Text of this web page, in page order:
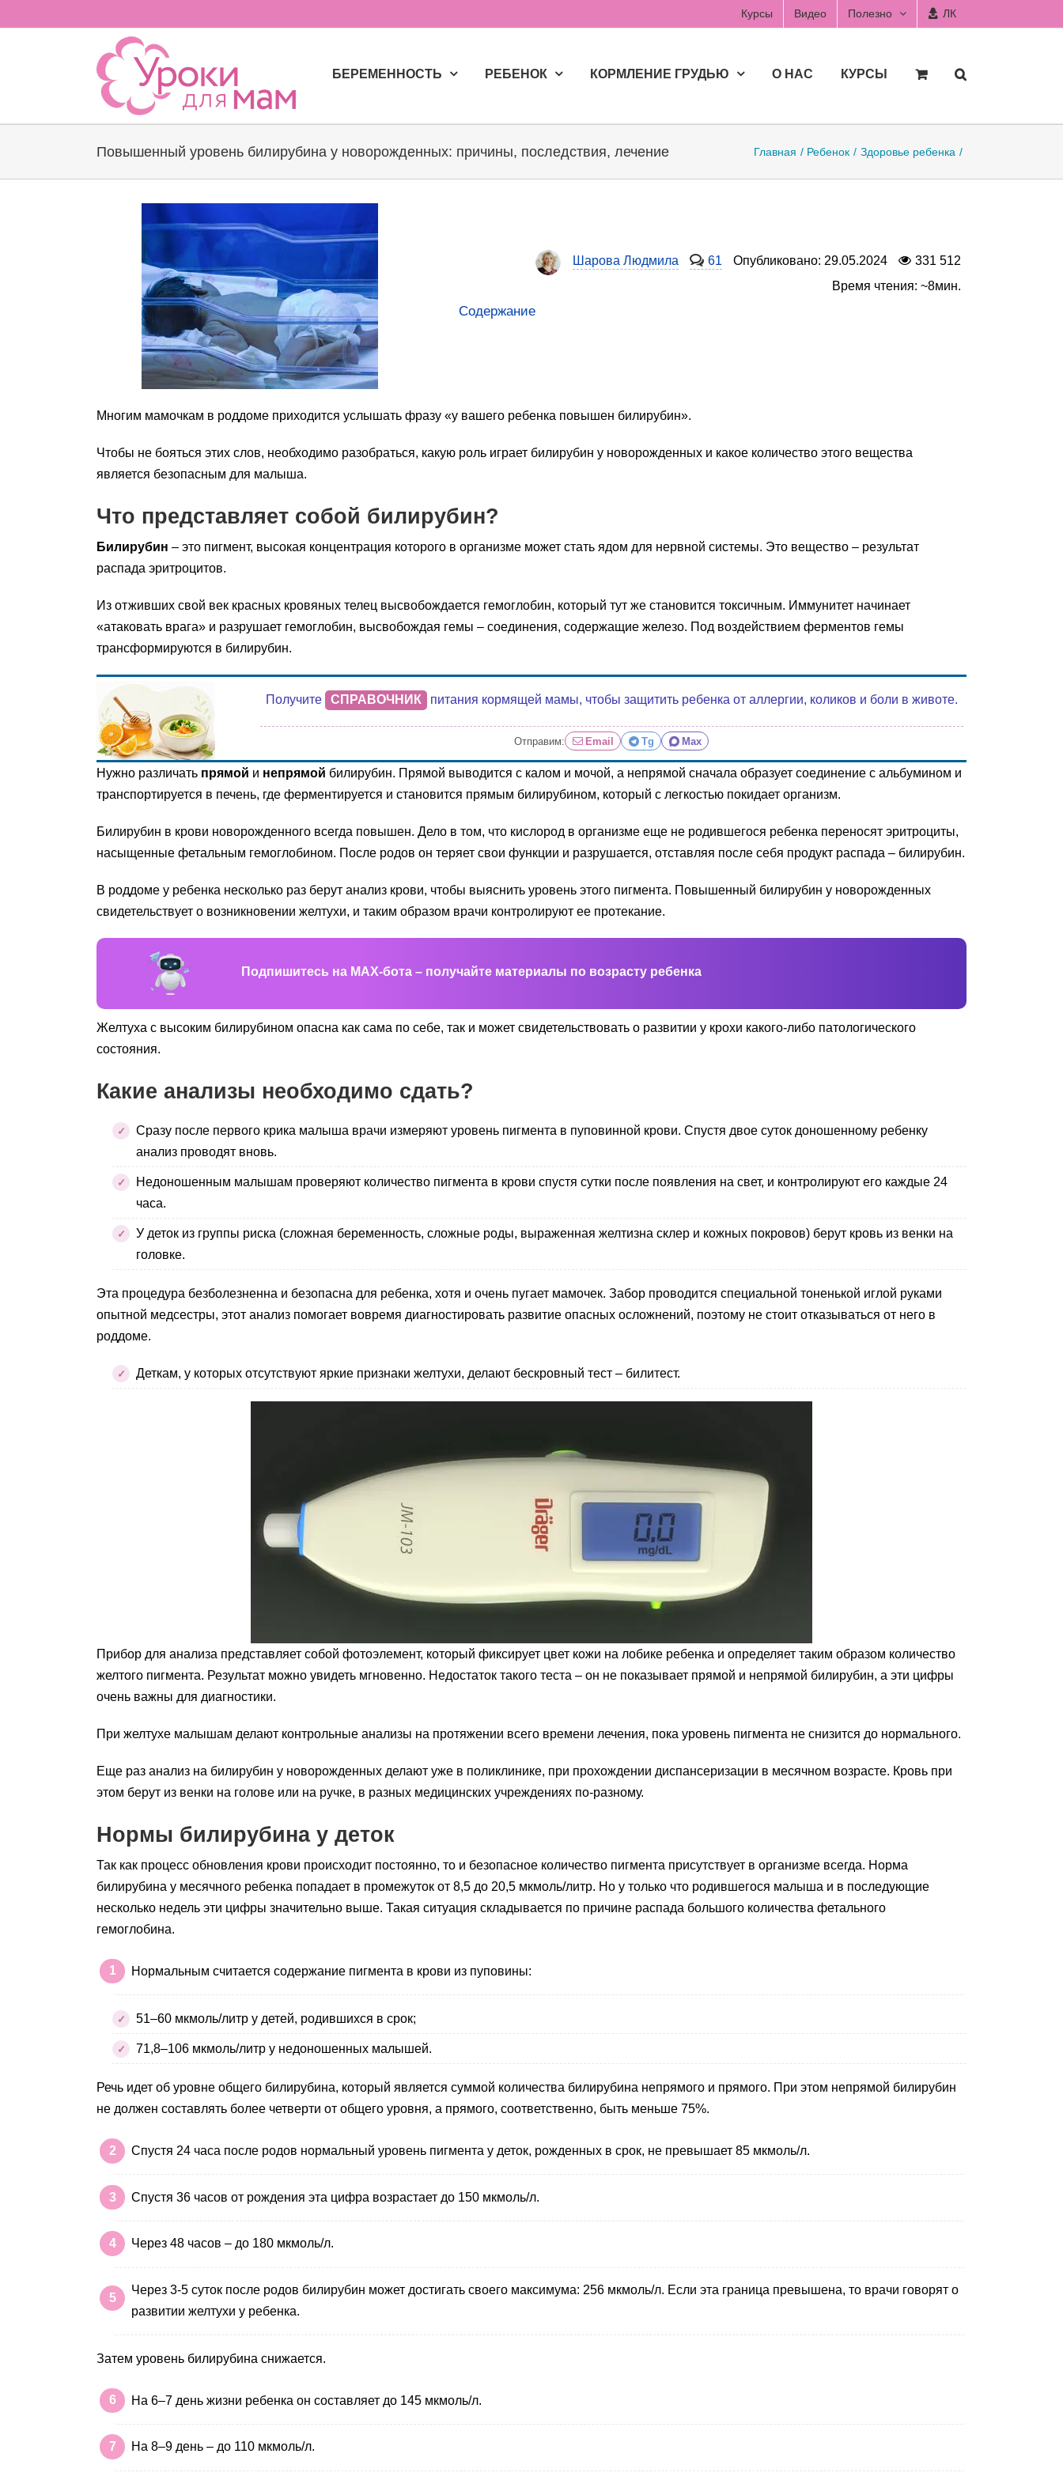
to
Курсы Видео Полезно ЛК
БЕРЕМЕННОСТЬ РЕБЕНОК КОРМЛЕНИЕ ГРУДЬЮ О НАС КУРСЫ
Повышенный уровень билирубина у новорожденных: причины, последствия, лечение Главная Ребенок Здоровье ребенка
Шарова Людмила 61 Опубликовано: 29.05.2024
331 512
Время чтения: ~8мин.
Содержание
Многим мамочкам в роддоме приходится услышать фразу «у вашего ребенка повышен билирубин».
Чтобы не бояться этих слов, необходимо разобраться, какую роль играет билирубин у новорожденных и какое количество этого вещества
является безопасным для малыша.
Что представляет собой билирубин?
Билирубин – это пигмент, высокая концентрация которого в организме может стать ядом для нервной системы. Это вещество – результат
распада эритроцитов.
Из отживших свой век красных кровяных телец высвобождается гемоглобин, который тут же становится токсичным. Иммунитет начинает
«атаковать врага» и разрушает гемоглобин, высвобождая гемы – соединения, содержащие железо. Под воздействием ферментов гемы
трансформируются в билирубин.
Получите СПРАВОЧНИК питания кормящей мамы, чтобы защитить ребенка от аллергии, коликов и боли в животе.
Отправим: Email Tg Max
Нужно различать прямой и непрямой билирубин. Прямой выводится с калом и мочой, а непрямой сначала образует соединение с альбумином и
транспортируется в печень, где ферментируется и становится прямым билирубином, который с легкостью покидает организм.
Билирубин в крови новорожденного всегда повышен. Дело в том, что кислород в организме еще не родившегося ребенка переносят эритроциты,
насыщенные фетальным гемоглобином. После родов он теряет свои функции и разрушается, отставляя после себя продукт распада – билирубин.
В роддоме у ребенка несколько раз берут анализ крови, чтобы выяснить уровень этого пигмента. Повышенный билирубин у новорожденных
свидетельствует о возникновении желтухи, и таким образом врачи контролируют ее протекание.
Подпишитесь на MAX-бота – получайте материалы по возрасту ребенка
Желтуха с высоким билирубином опасна как сама по себе, так и может свидетельствовать о развитии у крохи какого-либо патологического
состояния.
Какие анализы необходимо сдать?
Сразу после первого крика малыша врачи измеряют уровень пигмента в пуповинной крови. Спустя двое суток доношенному ребенку
анализ проводят вновь.
Недоношенным малышам проверяют количество пигмента в крови спустя сутки после появления на свет, и контролируют его каждые 24
часа.
У деток из группы риска (сложная беременность, сложные роды, выраженная желтизна склер и кожных покровов) берут кровь из венки на
головке.
Эта процедура безболезненна и безопасна для ребенка, хотя и очень пугает мамочек. Забор проводится специальной тоненькой иглой руками
опытной медсестры, этот анализ помогает вовремя диагностировать развитие опасных осложнений, поэтому не стоит отказываться от него в
роддоме.
Деткам, у которых отсутствуют яркие признаки желтухи, делают бескровный тест – билитест.
Прибор для анализа представляет собой фотоэлемент, который фиксирует цвет кожи на лобике ребенка и определяет таким образом количество
желтого пигмента. Результат можно увидеть мгновенно. Недостаток такого теста – он не показывает прямой и непрямой билирубин, а эти цифры
очень важны для диагностики.
При желтухе малышам делают контрольные анализы на протяжении всего времени лечения, пока уровень пигмента не снизится до нормального.
Еще раз анализ на билирубин у новорожденных делают уже в поликлинике, при прохождении диспансеризации в месячном возрасте. Кровь при
этом берут из венки на голове или на ручке, в разных медицинских учреждениях по-разному.
Нормы билирубина у деток
Так как процесс обновления крови происходит постоянно, то и безопасное количество пигмента присутствует в организме всегда. Норма
билирубина у месячного ребенка попадает в промежуток от 8,5 до 20,5 мкмоль/литр. Но у только что родившегося малыша и в последующие
несколько недель эти цифры значительно выше. Такая ситуация складывается по причине распада большого количества фетального
гемоглобина.
Нормальным считается содержание пигмента в крови из пуповины:
51–60 мкмоль/литр у детей, родившихся в срок;
71,8–106 мкмоль/литр у недоношенных малышей.
Речь идет об уровне общего билирубина, который является суммой количества билирубина непрямого и прямого. При этом непрямой билирубин
не должен составлять более четверти от общего уровня, а прямого, соответственно, быть меньше 75%.
Спустя 24 часа после родов нормальный уровень пигмента у деток, рожденных в срок, не превышает 85 мкмоль/л.
Спустя 36 часов от рождения эта цифра возрастает до 150 мкмоль/л.
Через 48 часов – до 180 мкмоль/л.
Через 3-5 суток после родов билирубин может достигать своего максимума: 256 мкмоль/л. Если эта граница превышена, то врачи говорят о
развитии желтухи у ребенка.
Затем уровень билирубина снижается.
На 6–7 день жизни ребенка он составляет до 145 мкмоль/л.
На 8–9 день – до 110 мкмоль/л.